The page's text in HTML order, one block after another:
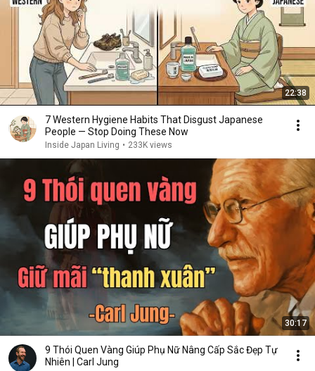
22:38
7 Western Hygiene Habits That Disgust Japanese
People — Stop Doing These Now
Inside Japan Living • 233K views
30:17
9 Thói Quen Vàng Giúp Phụ Nữ Nâng Cấp Sắc Đẹp Tự
Nhiên | Carl Jung